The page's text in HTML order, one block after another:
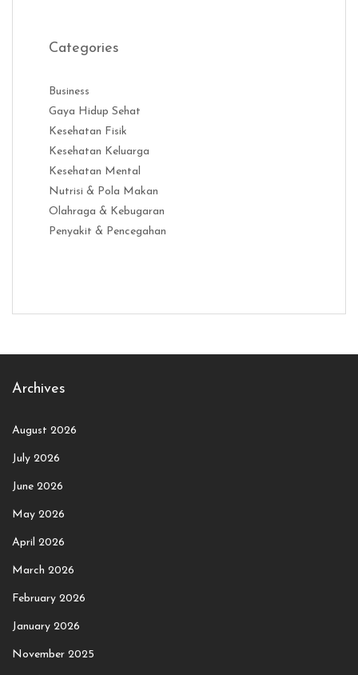
Categories
Business
Gaya Hidup Sehat
Kesehatan Fisik
Kesehatan Keluarga
Kesehatan Mental
Nutrisi & Pola Makan
Olahraga & Kebugaran
Penyakit & Pencegahan
Archives
August 2026
July 2026
June 2026
May 2026
April 2026
March 2026
February 2026
January 2026
November 2025